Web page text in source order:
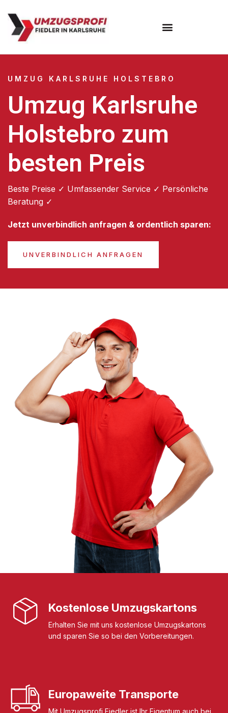
UMZUG KARLSRUHE HOLSTEBRO
Umzug Karlsruhe
Holstebro zum
besten Preis
Beste Preise ✓ Umfassender Service ✓ Persönliche
Beratung ✓
Jetzt unverbindlich anfragen & ordentlich sparen:
UNVERBINDLICH ANFRAGEN
Kostenlose Umzugskartons
Erhalten Sie mit uns kostenlose Umzugskartons
und sparen Sie so bei den Vorbereitungen.
Europaweite Transporte